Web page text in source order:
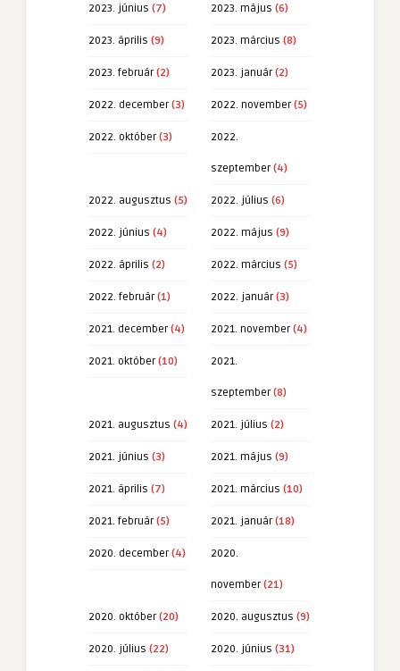
2023. június (7) 2023. május (6)
2023. április (9) 2023. március (8)
2023. február(2) 2023. január(2)
2022. december(3) 2022. november(5)
2022. október(3) 2022.
szeptember(4)
2022. augusztus (5) 2022. július (6)
2022. június (4) 2022. május (9)
2022. április (2) 2022. március (5)
2022. február(1) 2022. január(3)
2021. december(4) 2021. november(4)
2021. október(10) 2021.
szeptember(8)
2021. augusztus (4) 2021. július (2)
2021. június (3) 2021. május (9)
2021. április (7) 2021. március (10)
2021. február(5) 2021. január(18)
2020. december(4) 2020.
november(21)
2020. október(20) 2020. augusztus (9)
2020. július (22) 2020. június (31)